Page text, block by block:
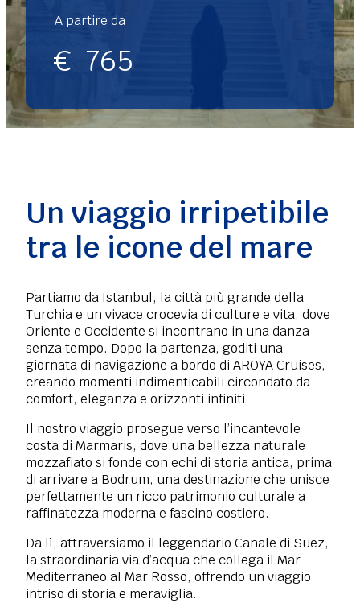
A partire da
€ 765
Un viaggio irripetibile
tra le icone del mare
Partiamo da Istanbul, la città più grande della
Turchia e un vivace crocevia di culture e vita, dove
Oriente e Occidente si incontrano in una danza
senza tempo. Dopo la partenza, goditi una
giornata di navigazione a bordo di AROYA Cruises,
creando momenti indimenticabili circondato da
comfort, eleganza e orizzonti infiniti.
Il nostro viaggio prosegue verso l’incantevole
costa di Marmaris, dove una bellezza naturale
mozzafiato si fonde con echi di storia antica, prima
di arrivare a Bodrum, una destinazione che unisce
perfettamente un ricco patrimonio culturale a
raffinatezza moderna e fascino costiero.
Da lì, attraversiamo il leggendario Canale di Suez,
la straordinaria via d’acqua che collega il Mar
Mediterraneo al Mar Rosso, offrendo un viaggio
intriso di storia e meraviglia.